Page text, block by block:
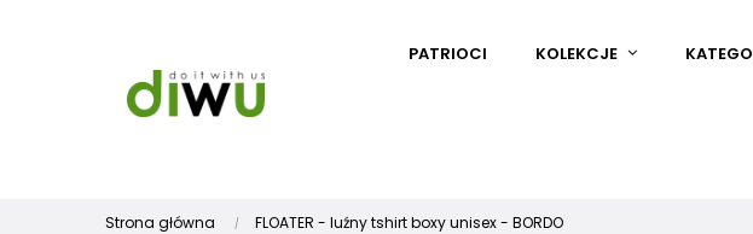
PATRIOCI KOLEKCJE
Strona główna FLOATER - luźny tshirt boxy unisex - BORDO